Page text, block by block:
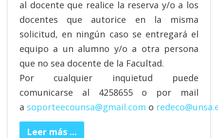
al docente que realice la reserva y/o a los
docentes que autorice en la misma
solicitud, en ningún caso se entregará el
equipo a un alumno y/o a otra persona
que no sea docente de la Facultad.
Por cualquier inquietud puede
comunicarse al 4258655 o por mail
a soporteecounsa@gmail.com o
Leer más ...